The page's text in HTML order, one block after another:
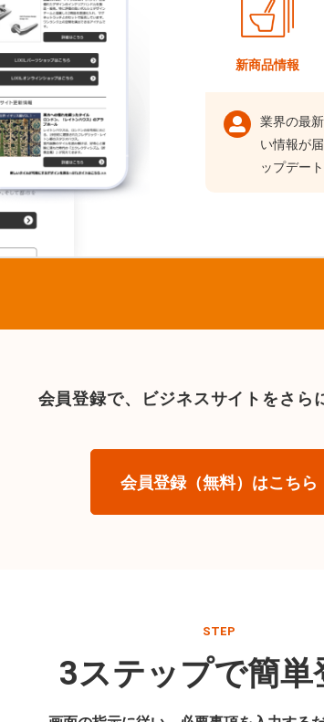
新商品情報
業界の最
い情報が
ップデー
会員登録で、 ビジネスサイトをさら
会員登録（無料）はこちら
STEP
3ステップで簡単